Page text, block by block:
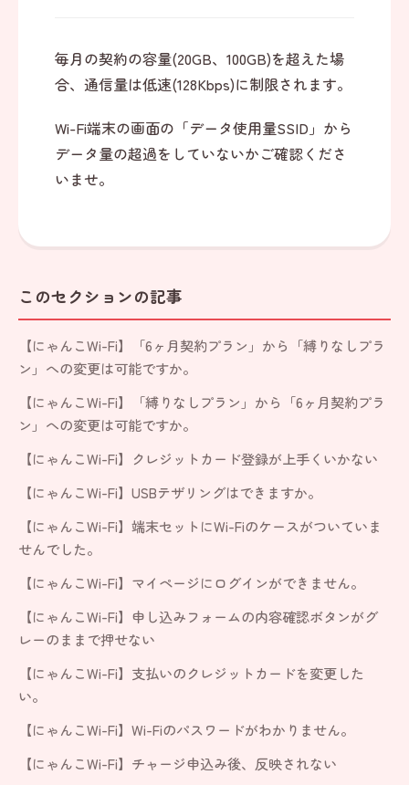
このセクションの記事
【にゃんこWi-Fi】「6ヶ月契約プラン」から「縛りなしプラ
ン」への変更は可能ですか。
【にゃんこWi-Fi】「縛りなしプラン」から「6ヶ月契約プラ
ン」への変更は可能ですか。
【にゃんこWi-Fi】クレジットカード登録が上手くいかない
【にゃんこWi-Fi】USBテザリングはできますか。
【にゃんこWi-Fi】端末セットにWi-Fiのケースがついていま
せんでした。
【にゃんこWi-Fi】マイページにログインができません。
【にゃんこWi-Fi】申し込みフォームの内容確認ボタンがグ
レーのままで押せない
【にゃんこWi-Fi】支払いのクレジットカードを変更した
い。
【にゃんこWi-Fi】Wi-Fiのパスワードがわかりません。
【にゃんこWi-Fi】チャージ申込み後、反映されない
毎月の契約の容量(20GB、100GB)を超えた場
合、通信量は低速(128Kbps)に制限されます。
Wi-Fi端末の画面の「データ使用量SSID」から
データ量の超過をしていないかご確認くださ
いませ。